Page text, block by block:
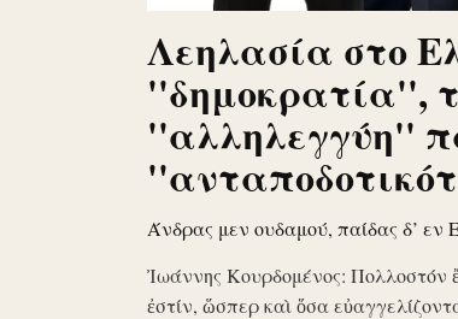
Λεηλασία στο
''δημοκρατία'',
''αλληλεγγύη''
Άνδρας μεν ουδαμού, παίδας δ’ εν
Ἰωάννης Κουρδομένος: Πολλοστόν
ἐστίν, ὥσπερ καὶ ὅσα